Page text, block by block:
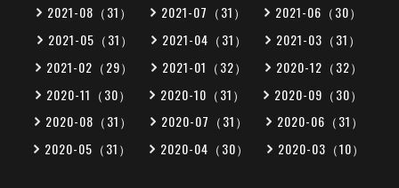
2021-08（31）
2021-07（31）
2021-06（30）
2021-05（31）
2021-04（31）
2021-03（31）
2021-02（29）
2021-01（32）
2020-12（32）
2020-11（30）
2020-10（31）
2020-09（30）
2020-08（31）
2020-07（31）
2020-06（31）
2020-05（31）
2020-04（30） 2020-03（10）